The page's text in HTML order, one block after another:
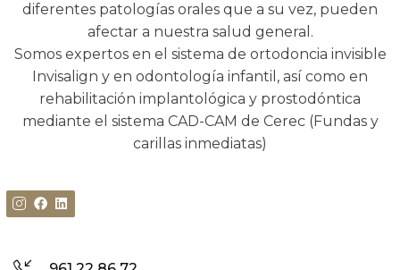
diferentes patologías orales que a su vez, pueden
afectar a nuestra salud general.
Somos expertos en el sistema de ortodoncia invisible
Invisalign y en odontología infantil, así como en
rehabilitación implantológica y prostodóntica
mediante el sistema CAD-CAM de Cerec (Fundas y
carillas inmediatas)